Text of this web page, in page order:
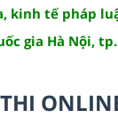
kinh tế pháp
gia Hà Nội,